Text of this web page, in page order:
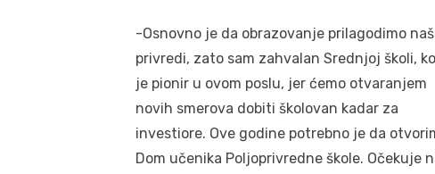
-Osnovno je da obrazovanje prilagodimo
privredi, zato sam zahvalan Srednjoj školi,
je pionir u ovom poslu, jer ćemo otvaranjem
novih smerova dobiti školovan kadar za
investiore. Ove godine potrebno je da
Dom učenika Poljoprivredne škole. Očekuje